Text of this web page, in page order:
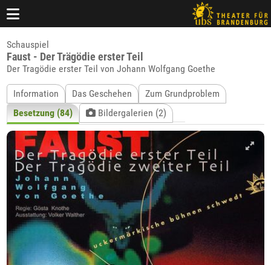
Schauspiel
Faust - Der Trägödie erster Teil
Der Tragödie erster Teil von Johann Wolfgang Goethe
Information Das Geschehen
Zum Grundproblem
Besetzung (84)
Bildergalerien (2)